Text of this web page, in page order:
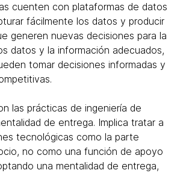
cuenten con plataformas de datos
fácilmente los datos y producir
generen nuevas decisiones para la
datos y la información adecuados,
tomar decisiones informadas y
las prácticas de ingeniería de
de entrega. Implica tratar a
tecnológicas como la parte
no como una función de apoyo
una mentalidad de entrega,